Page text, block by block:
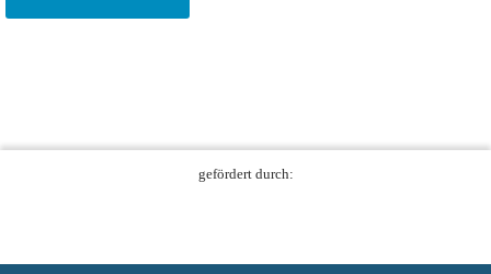
gefördert durch: